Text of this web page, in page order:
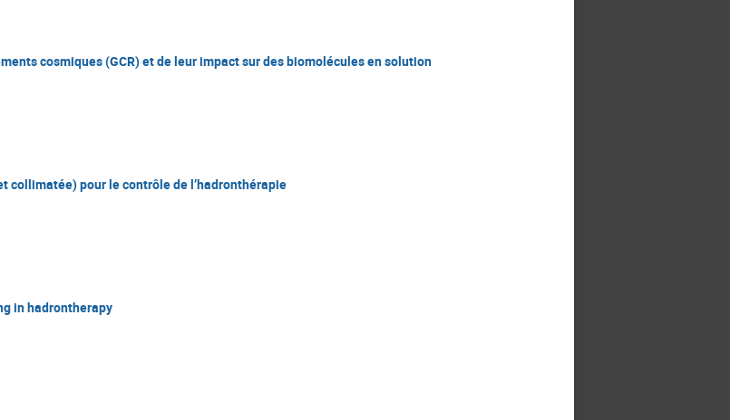
cosmiques (GCR) et de leur impact sur des biomolécules en solution
collimatée) pour le contrôle de l’hadronthérapie
in hadrontherapy